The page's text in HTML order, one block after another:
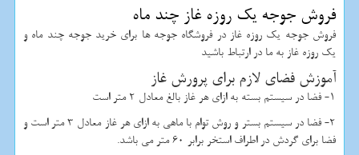
فروش جوجه یک روزه غاز چند ماه
فروش جوجه یک روزه غاز در فروشگاه جوجه ها برای خرید جوجه چند ماه و
یک روزه غاز به ما در ارتباط باشید
آموزش فضای لازم برای پرورش غاز
1- فضا در سیستم بسته به ازای هر غاز بالغ معادل 2 متر است
2- فضا در سیستم بستر و روش توام با ماهی به ازای هر غاز معادل 3 متر است و
فضا برای گردش در اطراف استخر برابر 60 متر می باشد.